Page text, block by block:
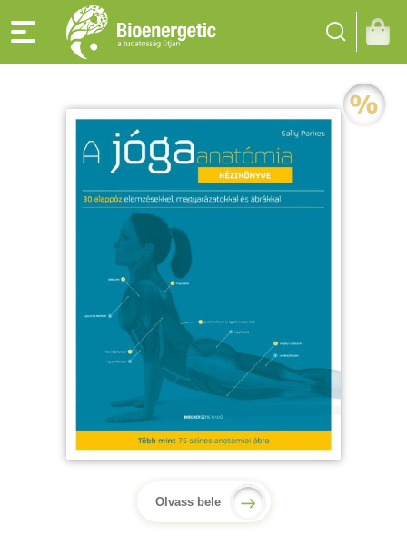
Olvass bele